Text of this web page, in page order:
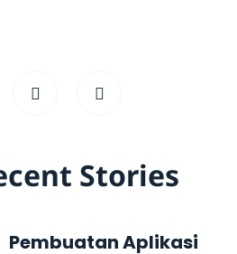
Stories
Pembuatan Aplikasi